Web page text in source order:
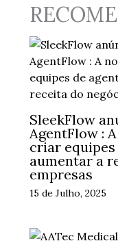
SleekFlow
AgentFlow :
criar equipes
aumentar a
empresas
15 de Julho, 2025